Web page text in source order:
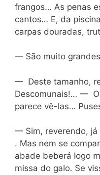
frangos… As penas
cantos… E, da
carpas douradas,
— São muito
— Deste tamanho,
Descomunais!… —
parece vê-las…
— Sim, reverendo, já
. Mas nem se
abade beberá logo
missa do galo. Se